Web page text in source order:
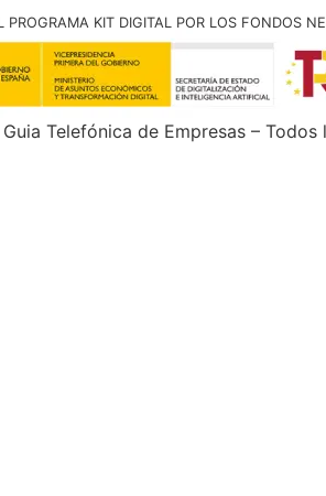
KIT DIGITAL POR LOS FONDOS
Telefónica de Empresas – Todos